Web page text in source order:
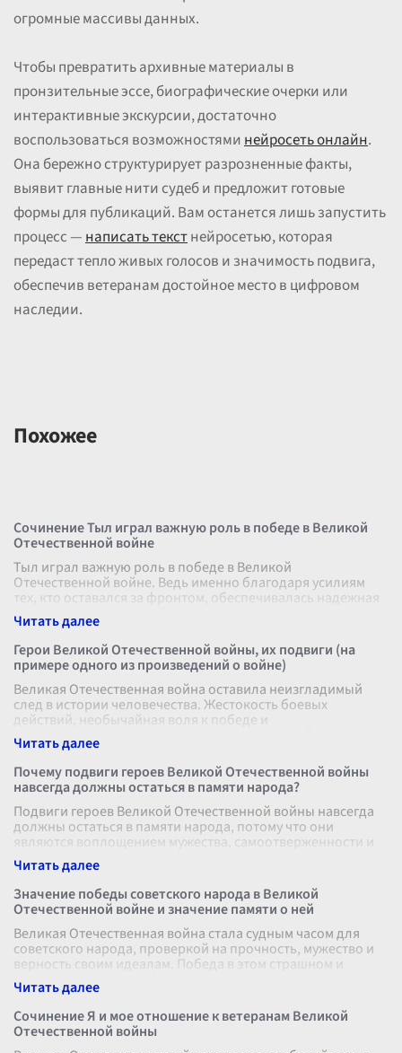
огромные массивы данных.
Чтобы превратить архивные материалы в
пронзительные эссе, биографические очерки или
интерактивные экскурсии, достаточно
воспользоваться возможностяминейросеть онлайн.
Она бережно структурирует разрозненные факты,
выявит главные нити судеб и предложит готовые
формы для публикаций. Вам останется лишь запустить
процесс —написать текстнейросетью, которая
передаст тепло живых голосов и значимость подвига,
обеспечив ветеранам достойное место в цифровом
наследии.
Похожее
Сочинение Тыл играл важную роль в победе в Великой
Отечественной войне
Тыл играл важную роль в победе в Великой
Отечественной войне. Ведь именно благодаря усилиям
тех, кто оставался за фронтом, обеспечивалась надежная
поддержка армии, что было важным
Герои Великой Отечественной войны, их подвиги (на
примере одного из произведений о войне)
Великая Отечественная война оставила неизгладимый
след в истории человечества. Жестокость боевых
действий, необычайная воля к победе и
самоотверженность всех, кто встал на защиту Р
Почему подвиги героев Великой Отечественной войны
навсегда должны остаться в памяти народа?
Подвиги героев Великой Отечественной войны навсегда
должны остаться в памяти народа, потому что они
являются воплощением мужества, самоотверженности и
патриотизма, которые можно ра
Значение победы советского народа в Великой
Отечественной войне и значение памяти о ней
Великая Отечественная война стала судным часом для
советского народа, проверкой на прочность, мужество и
верность своим идеалам. Победа в этом страшном и
кровопролитном конфликте н
Сочинение Я и мое отношение к ветеранам Великой
Отечественной войны